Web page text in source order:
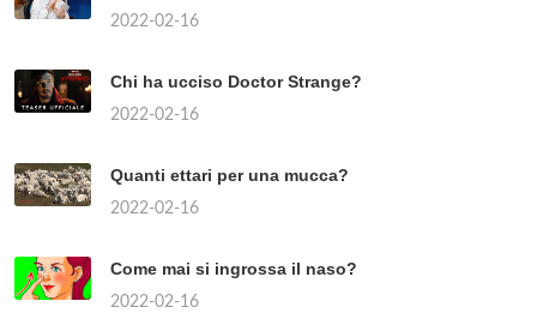
2022-02-16
Chi ha ucciso Doctor Strange?
2022-02-16
Quanti ettari per una mucca?
2022-02-16
Come mai si ingrossa il naso?
2022-02-16